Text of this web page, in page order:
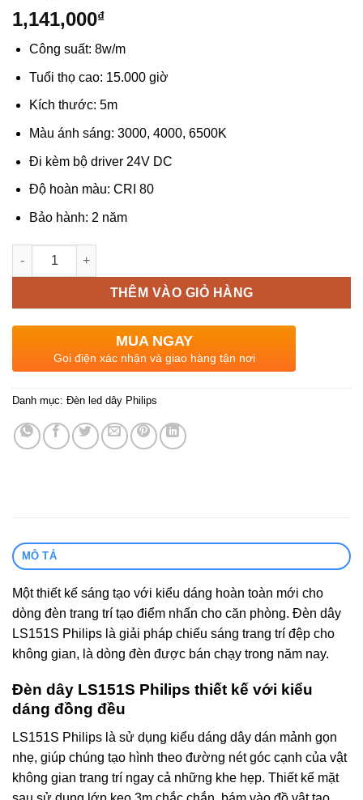
1,141,000₫
Công suất: 8w/m
Tuổi thọ cao: 15.000 giờ
Kích thước: 5m
Màu ánh sáng: 3000, 4000, 6500K
Đi kèm bộ driver 24V DC
Độ hoàn màu: CRI 80
Bảo hành: 2 năm
Số lượng
THÊM VÀO GIỎ HÀNG
MUA NGAY
Gọi điện xác nhận và giao hàng tận nơi
Danh mục: Đèn led dây Philips
MÔ TẢ
Một thiết kế sáng tạo với kiểu dáng hoàn toàn mới cho
dòng đèn trang trí tạo điểm nhấn cho căn phòng. Đèn dây
LS151S Philips là giải pháp chiếu sáng trang trí đệp cho
không gian, là dòng đèn được bán chạy trong năm nay.
Đèn dây LS151S Philips thiết kế với kiểu
dáng đồng đều
LS151S Philips là sử dụng kiểu dáng dây dán mảnh gọn
nhẹ, giúp chúng tạo hình theo đường nét góc cạnh của vật
không gian trang trí ngay cả những khe hẹp. Thiết kế mặt